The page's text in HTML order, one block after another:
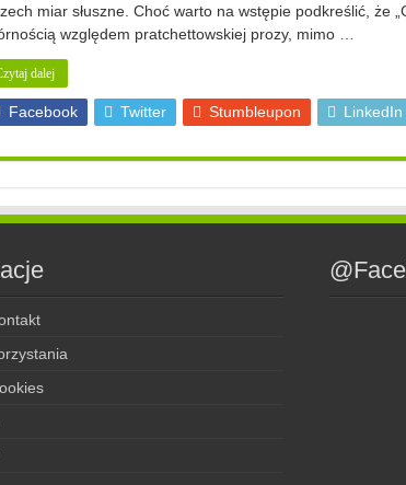
miar słuszne. Choć warto na wstępie podkreślić, że
względem pratchettowskiej prozy, mimo …
dalej
Facebook Twitter Stumbleupon LinkedIn